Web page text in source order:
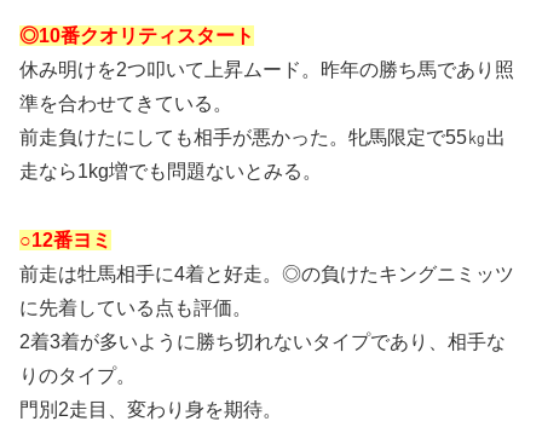
◎10番クオリティスタート
休み明けを2つ叩いて上昇ムード。昨年の勝ち馬であり照
準を合わせてきている。
前走負けたにしても相手が悪かった。牝馬限定で55㎏出
走なら1kg増でも問題ないとみる。
○12番ヨミ
前走は牡馬相手に4着と好走。◎の負けたキングニミッツ
に先着している点も評価。
2着3着が多いように勝ち切れないタイプであり、相手な
りのタイプ。
門別2走目、変わり身を期待。